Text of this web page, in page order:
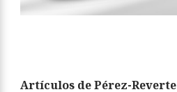
Artículos de Pérez-Reverte